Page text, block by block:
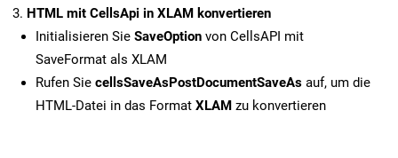
HTML mit CellsApi in XLAM konvertieren
Initialisieren Sie SaveOption von CellsAPI mit
SaveFormat als XLAM
Rufen Sie cellsSaveAsPostDocumentSaveAs auf, um die
HTML-Datei in das Format XLAM zu konvertieren